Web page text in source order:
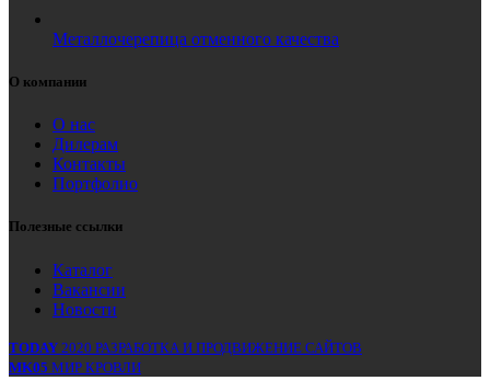
Металлочерепица отменного качества
О компании
О нас
Дилерам
Контакты
Портфолио
Полезные ссылки
Каталог
Вакансии
Новости
TODAY 2020 РАЗРАБОТКА И ПРОДВИЖЕНИЕ САЙТОВ
MK05 МИР КРОВЛИ